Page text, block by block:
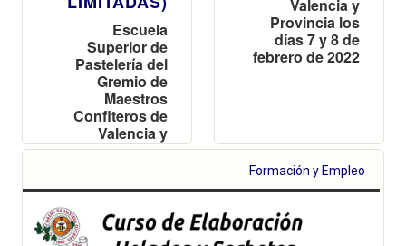
Escuela
Superior de
Pastelería del
Gremio de
Maestros
Confiteros de
Valencia y
Provincia
Valencia y
Provincia los
días 7 y 8 de
febrero de 2022
Formación y Empleo